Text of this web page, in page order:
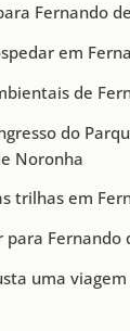
Fernando
em
de
do
Noronha
trilhas em
para Fernando
uma